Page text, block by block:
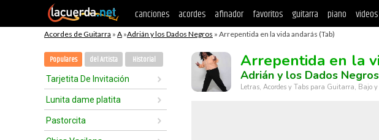
canciones acordes afinador favoritos guitarra piano videos
Acordes de Guitarra » A »Adrián y los Dados Negros » Arrepentida en la vida andarás (Tab)
Populares del Artista Historial
Tarjetita De Invitación
Lunita dame platita
Pastorcita
Arrepentida en la
Adrián y los Dados Negros
Letras, Acordes y Tabs para Guitarra, Bajo